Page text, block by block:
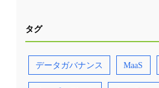
だが、車体色から看板まで、シン
あるレモンイエローに統一されて
な効果が表れています。 公共交通の利用者数は
コロナ前の予測に対し6.6%上方で推移 バ
の平均15%の値下げ ゼロエミッション車のシェ
タグ
データガバナンス MaaS